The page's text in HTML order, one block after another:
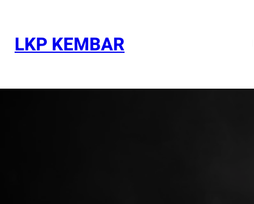
contentLKP KEMBAR